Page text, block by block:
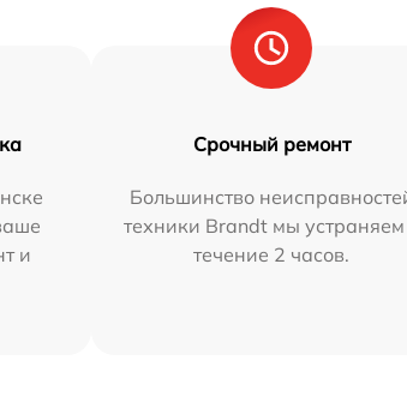
и
Срочный ремонт
Большинство
техники Brandt мы устраняем
течение 2 часов.